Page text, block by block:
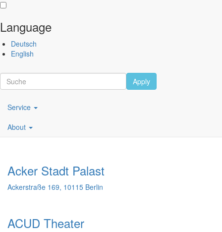
to
main
Performing
Arts
Festival
Language
Deutsch
English
Apply
Main
navigation
DE
Service
About
Venues
Acker Stadt Palast
Ackerstraße 169, 10115 Berlin
ACUD Theater